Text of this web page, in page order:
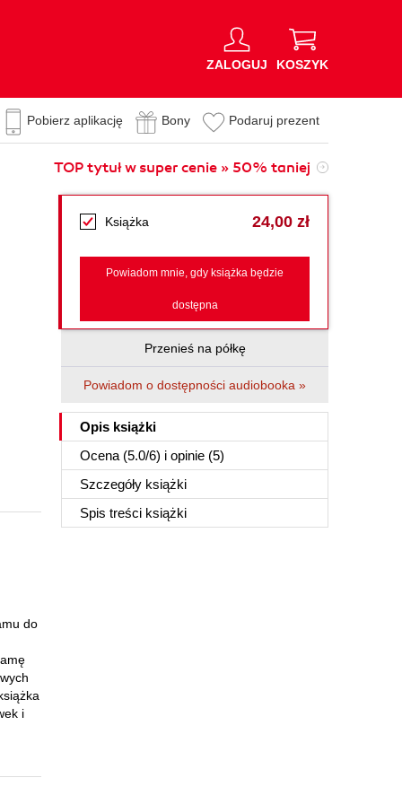
ZALOGUJ KOSZYK
Pobierz aplikację Bony Podaruj prezent
TOP tytuł w super cenie » 50% taniej
Książka 24,00 zł
Powiadom mnie, gdy książka będzie
dostępna
Przenieś na półkę
Powiadom o dostępności audiobooka »
Opis książki
Ocena (5.0/6) i opinie (5)
Szczegóły książki
Spis treści książki
do
i